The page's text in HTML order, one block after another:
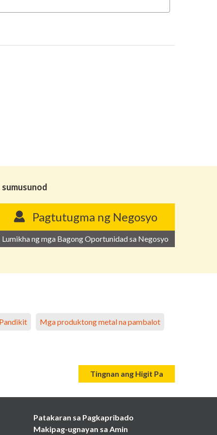
Pagtutugma ng Negosyo
Lumikha ng mga Bagong Oportunidad sa Negosyo
Mga produktong metal na pambalot
Tingnan ang Higit Pa
Patakaran sa Pagkapribado
Makipag-ugnayan sa Amin